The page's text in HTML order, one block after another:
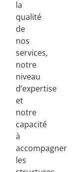
la
qualité
de
nos
services,
notre
niveau
d’expertise
et
notre
capacité
à
accompagner
les